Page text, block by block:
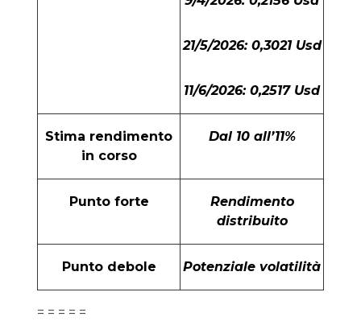
21/5/2026: 0,3021 Usd
11/6/2026: 0,2517 Usd
Stima rendimento
in corso
Dal 10 all’11%
Punto forte
Rendimento
distribuito
Punto debole Potenziale volatilità
= = = = =